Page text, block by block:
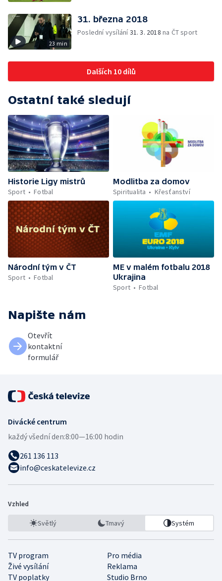
23 min
31. března 2018
Poslední vysílání31. 3. 2018 na ČT sport
Dalších 10 dílů
Ostatní také sledují
Historie Ligy mistrů
Sport
Fotbal
Modlitba za domov
Spiritualita
Křesťanství
Národní tým v ČT
Sport
Fotbal
ME v malém fotbalu 2018
Ukrajina
Sport
Fotbal
Napište nám
Otevřít
kontaktní
formulář
Divácké centrum
každý všední den:8:00—16:00 hodin
261 136 113
info@ceskatelevize.cz
Vzhled
Světlý Tmavý Systém
TV program
Pro média
Živé vysílání
Reklama
TV poplatky
Studio Brno